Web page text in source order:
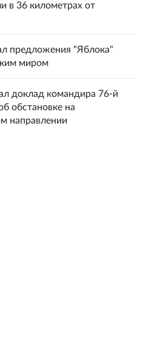
в 36 километрах от
предложения "Яблока"
миром
доклад командира 76-й
обстановке на
направлении